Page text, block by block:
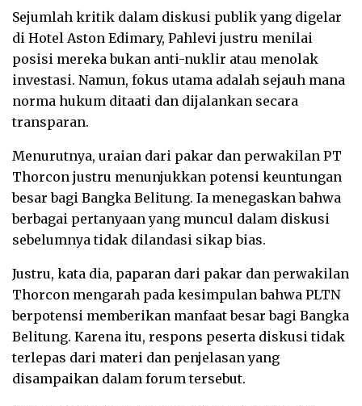
Sejumlah kritik dalam diskusi publik yang digelar
di Hotel Aston Edimary, Pahlevi justru menilai
posisi mereka bukan anti-nuklir atau menolak
investasi. Namun, fokus utama adalah sejauh mana
norma hukum ditaati dan dijalankan secara
transparan.
Menurutnya, uraian dari pakar dan perwakilan PT
Thorcon justru menunjukkan potensi keuntungan
besar bagi Bangka Belitung. Ia menegaskan bahwa
berbagai pertanyaan yang muncul dalam diskusi
sebelumnya tidak dilandasi sikap bias.
Justru, kata dia, paparan dari pakar dan perwakilan
Thorcon mengarah pada kesimpulan bahwa PLTN
berpotensi memberikan manfaat besar bagi Bangka
Belitung. Karena itu, respons peserta diskusi tidak
terlepas dari materi dan penjelasan yang
disampaikan dalam forum tersebut.